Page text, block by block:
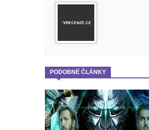
PODOBNÉ ČLÁNKY